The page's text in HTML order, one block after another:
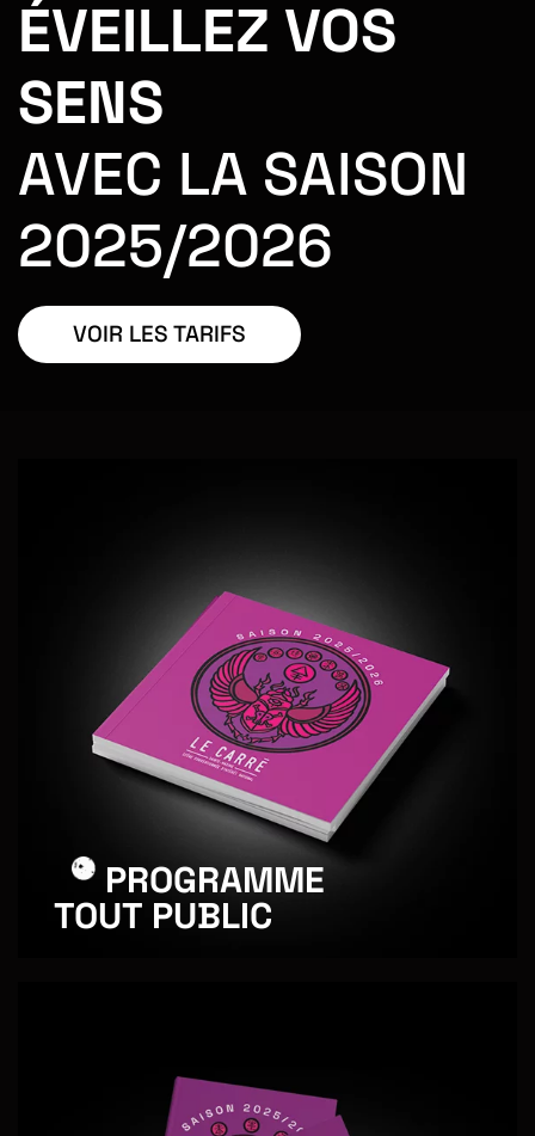
ÉVEILLEZ VOS
SENS
AVEC LA SAISON
2025/2026
VOIR LES TARIFS
PROGRAMME
TOUT PUBLIC